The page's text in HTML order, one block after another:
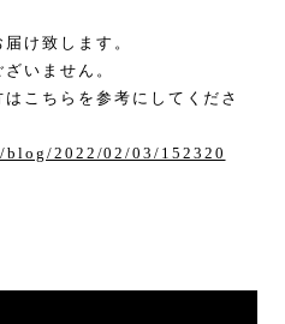
け致します。
いません。
こちらを参考にしてくださ
2022/02/03/152320